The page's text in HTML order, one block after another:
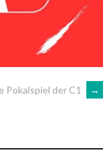
Pokalspiel der C1 →